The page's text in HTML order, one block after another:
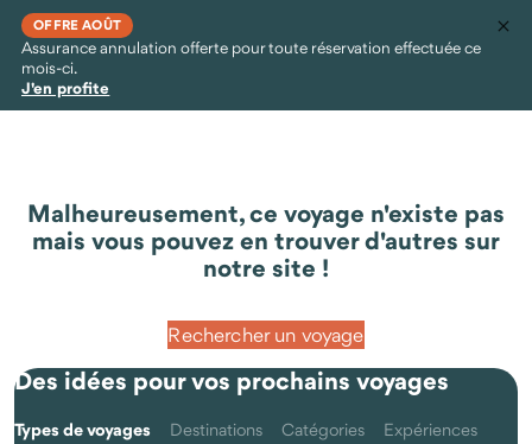
OFFRE AOÛT
Assurance annulation offerte pour toute réservation effectuée ce
mois-ci.
J'en profite
Malheureusement, ce voyage n'existe pas
mais vous pouvez en trouver d'autres sur
notre site !
Rechercher un voyage
Des idées pour vos prochains voyages
Types de voyages Destinations Catégories
Expériences